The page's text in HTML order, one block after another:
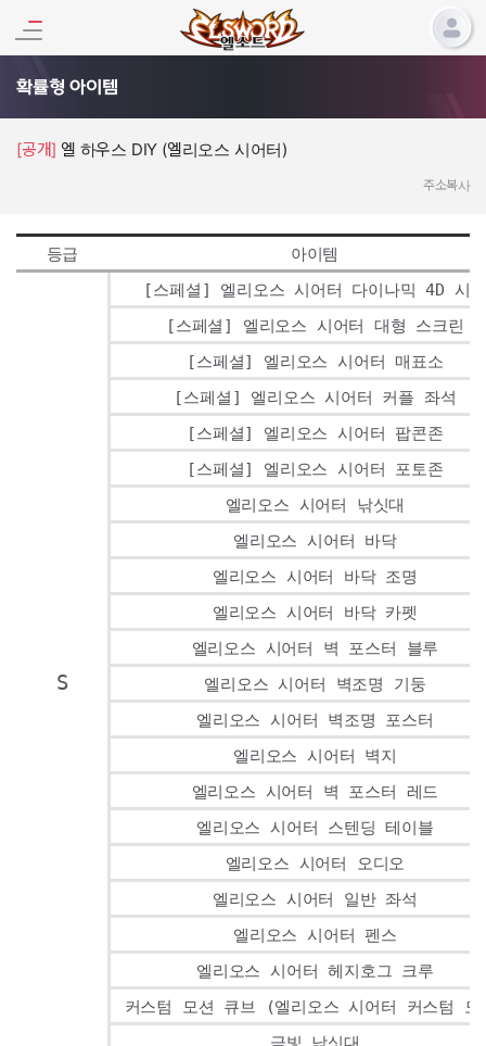
확률형 아이템
[공개] 엘 하우스 DIY (엘리오스 시어터)
주소복사
등급 아이템
S
[스페셜] 엘리오스 시어터 다이나믹 4D 시트
[스페셜] 엘리오스 시어터 대형 스크린
[스페셜] 엘리오스 시어터 매표소
[스페셜] 엘리오스 시어터 커플 좌석
[스페셜] 엘리오스 시어터 팝콘존
[스페셜] 엘리오스 시어터 포토존
엘리오스 시어터 낚싯대
엘리오스 시어터 바닥
엘리오스 시어터 바닥 조명
엘리오스 시어터 바닥 카펫
엘리오스 시어터 벽 포스터 블루
엘리오스 시어터 벽조명 기둥
엘리오스 시어터 벽조명 포스터
엘리오스 시어터 벽지
엘리오스 시어터 벽 포스터 레드
엘리오스 시어터 스텐딩 테이블
엘리오스 시어터 오디오
엘리오스 시어터 일반 좌석
엘리오스 시어터 펜스
엘리오스 시어터 헤지호그 크루
커스텀 모션 큐브 (엘리오스 시어터 커스텀 모
금빛 낚싯대